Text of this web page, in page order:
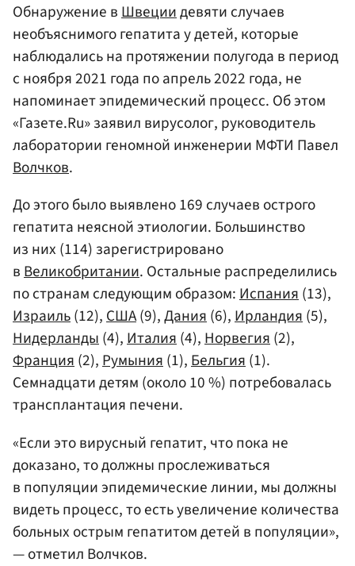
Обнаружение вШвециидевяти случаев
необъяснимого гепатита у детей, которые
наблюдались на протяжении полугода в период
с ноября 2021 года по апрель 2022 года, не
напоминает эпидемический процесс. Об этом
«Газете.Ru» заявил вирусолог, руководитель
лаборатории геномной инженерии МФТИ Павел
Волчков.
До этого было выявлено 169 случаев острого
гепатита неясной этиологии. Большинство
из них (114) зарегистрировано
вВеликобритании. Остальные распределились
по странам следующим образом:Испания(13),
Израиль(12),США(9),Дания(6),Ирландия(5),
Нидерланды(4),Италия(4),Норвегия(2),
Франция(2),Румыния(1),Бельгия(1).
Семнадцати детям (около 10 %) потребовалась
трансплантация печени.
«Если это вирусный гепатит, что пока не
доказано, то должны прослеживаться
в популяции эпидемические линии, мы должны
видеть процесс, то есть увеличение количества
больных острым гепатитом детей в популяции»,
— отметил Волчков.